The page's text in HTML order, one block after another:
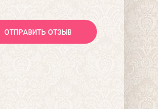
ОТПРАВИТЬ ОТЗЫВ